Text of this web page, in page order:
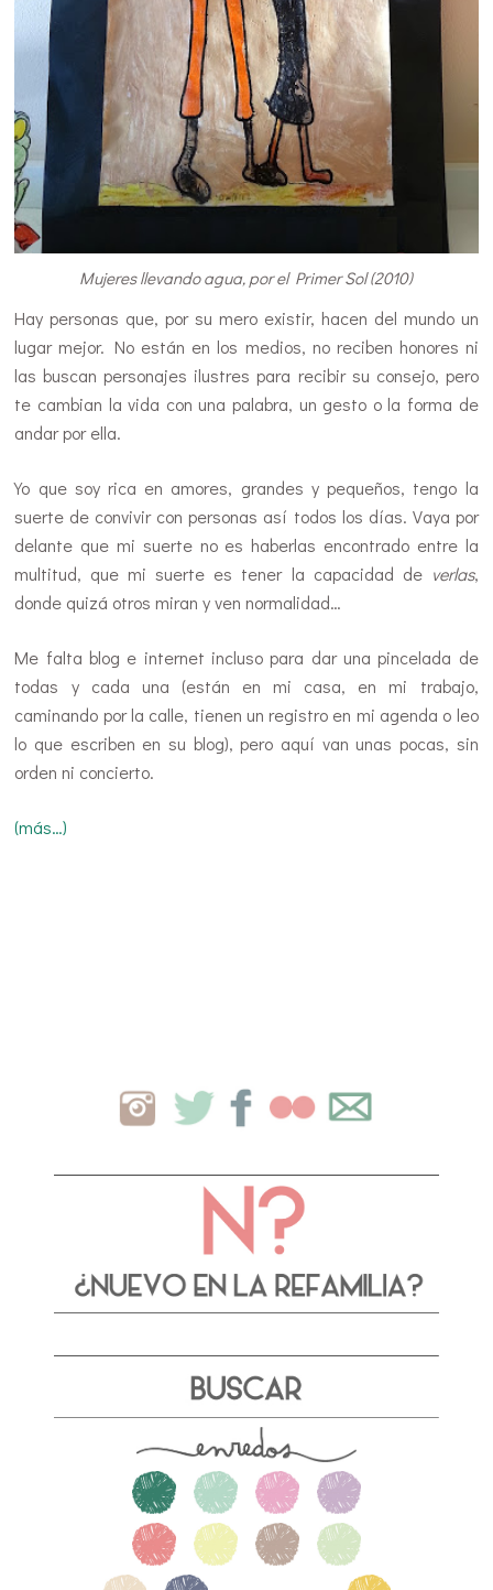
Mujeres llevando agua, por el Primer Sol (2010)
Hay personas que, por su mero existir, hacen del mundo un
lugar mejor. No están en los medios, no reciben honores ni
las buscan personajes ilustres para recibir su consejo, pero
te cambian la vida con una palabra, un gesto o la forma de
andar por ella.
Yo que soy rica en amores, grandes y pequeños, tengo la
suerte de convivir con personas así todos los días. Vaya por
delante que mi suerte no es haberlas encontrado entre la
multitud, que mi suerte es tener la capacidad de verlas,
donde quizá otros miran y ven normalidad…
Me falta blog e internet incluso para dar una pincelada de
todas y cada una (están en mi casa, en mi trabajo,
caminando por la calle, tienen un registro en mi agenda o leo
lo que escriben en su blog), pero aquí van unas pocas, sin
orden ni concierto.
(más…)